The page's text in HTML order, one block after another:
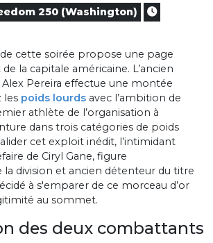
250 (Washington)
cette soirée propose une page
la capitale américaine. L’ancien
Pereira effectue une montée
les poids lourds avec l’ambition de
athlète de l’organisation à
dans trois catégories de poids
cet exploit inédit, l’intimidant
de Ciryl Gane, figure
division et ancien détenteur du titre
à s'emparer de ce morceau d’or
au sommet.
des deux combattants